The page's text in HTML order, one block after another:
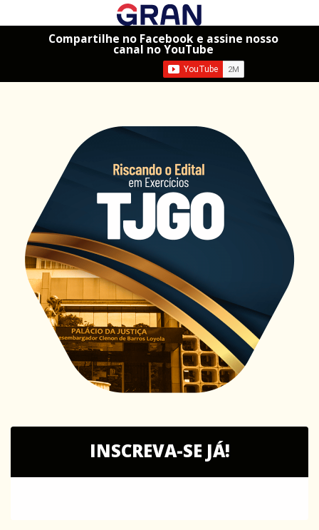
Compartilhe no Facebook e assine nosso
canal no YouTube
INSCREVA-SE JÁ!